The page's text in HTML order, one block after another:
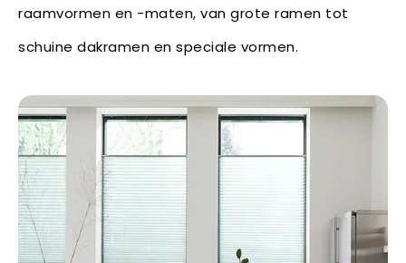
raamvormen en -maten, van grote ramen tot
schuine dakramen en speciale vormen.